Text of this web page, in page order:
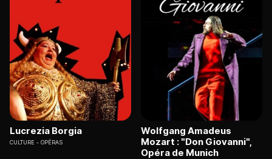
Lucrezia Borgia
CULTURE OPÉRAS
Wolfgang Amadeus
Mozart : "Don Giovanni",
Opéra de Munich